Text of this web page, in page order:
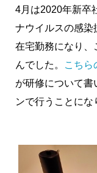
4月は2020年新卒
ナウイルスの感染
在宅勤務になり、
んでした。
こちら
が研修について書
ンで行うことにな